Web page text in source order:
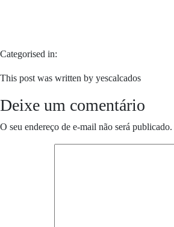
Categorised in:
This post was written by yescalcados
Deixe um comentário
O seu endereço de e-mail não será publicado.